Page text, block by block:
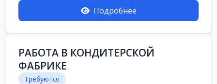
Подробнее
РАБОТА В КОНДИТЕРСКОЙ
ФАБРИКЕ
Требуются